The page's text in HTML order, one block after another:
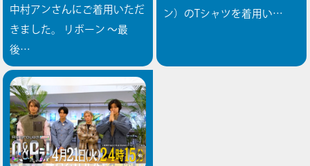
中村アンさんにご着用いただ
きました。
リボーン 〜最
後…
ン）のTシャツを着用い…